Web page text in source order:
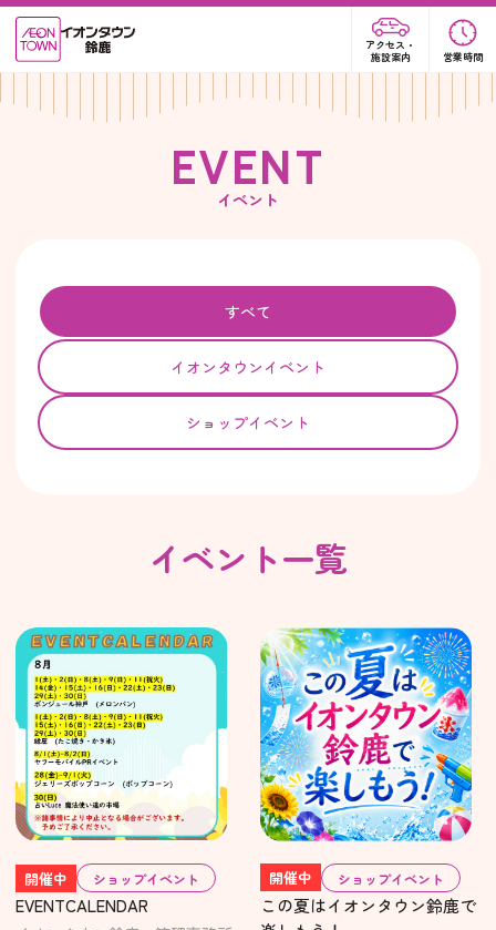
アクセス・
施設案内
営業時間
EVENT
イベント
すべて
イオンタウンイベント
ショップイベント
イベント一覧
開催中 ショップイベント
EVENTCALENDAR
開催中 ショップイベント
この夏はイオンタウン鈴鹿で